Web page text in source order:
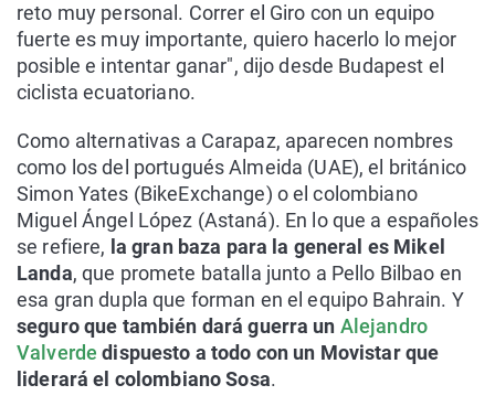
reto muy personal. Correr el Giro con un equipo
fuerte es muy importante, quiero hacerlo lo mejor
posible e intentar ganar", dijo desde Budapest el
ciclista ecuatoriano.
Como alternativas a Carapaz, aparecen nombres
como los del portugués Almeida (UAE), el británico
Simon Yates (BikeExchange) o el colombiano
Miguel Ángel López (Astaná). En lo que a españoles
se refiere, la gran baza para la general es Mikel
Landa, que promete batalla junto a Pello Bilbao en
esa gran dupla que forman en el equipo Bahrain. Y
seguro que también dará guerra un Alejandro
Valverde dispuesto a todo con un Movistar que
liderará el colombiano Sosa.